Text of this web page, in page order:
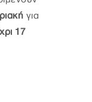
για
17